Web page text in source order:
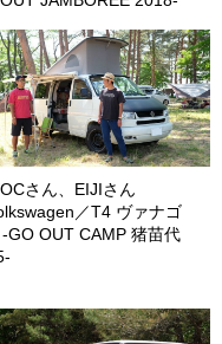
さん、EIJIさん
／T4 ヴァナゴ
-GO OUT CAMP 猪苗代